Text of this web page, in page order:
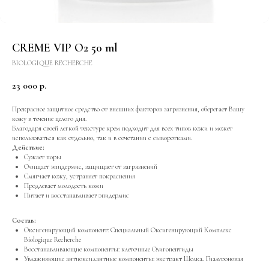
CREME VIP O2 50 ml
BIOLOGIQUE RECHERCHE
23 000 р.
Прекрасное защитное средство от внешних факторов загрязнения, оберегает Вашу
кожу в течение целого дня.
Благодаря своей легкой текстуре крем подходит для всех типов кожи и может
использоваться как отдельно, так и в сочетании с сыворотками.
Действие:
Сужает поры
Очищает эпидермис, защищает от загрязнений
Смягчает кожу, устраняет покраснения
Продлевает молодость кожи
Питает и восстанавливает эпидермис
Состав:
Оксигенирующий компонент: Специальный Оксигенирующий Комплекс
Biologique Recherche
Восстанавливающие компоненты: клеточные Олигопептиды
Увлажняющие антиоксидантные компоненты: экстракт Шелка, Гиалуроновая